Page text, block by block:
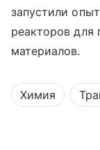
запустили
реакторов для
материалов.
Химия